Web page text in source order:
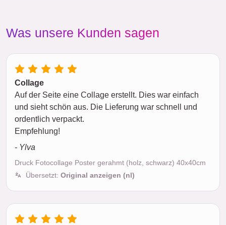
Was unsere Kunden sagen
Collage
Auf der Seite eine Collage erstellt. Dies war einfach
und sieht schön aus. Die Lieferung war schnell und
ordentlich verpackt.
Empfehlung!
- Ylva
Druck Fotocollage Poster gerahmt (holz, schwarz) 40x40cm
Übersetzt: Original anzeigen (nl)